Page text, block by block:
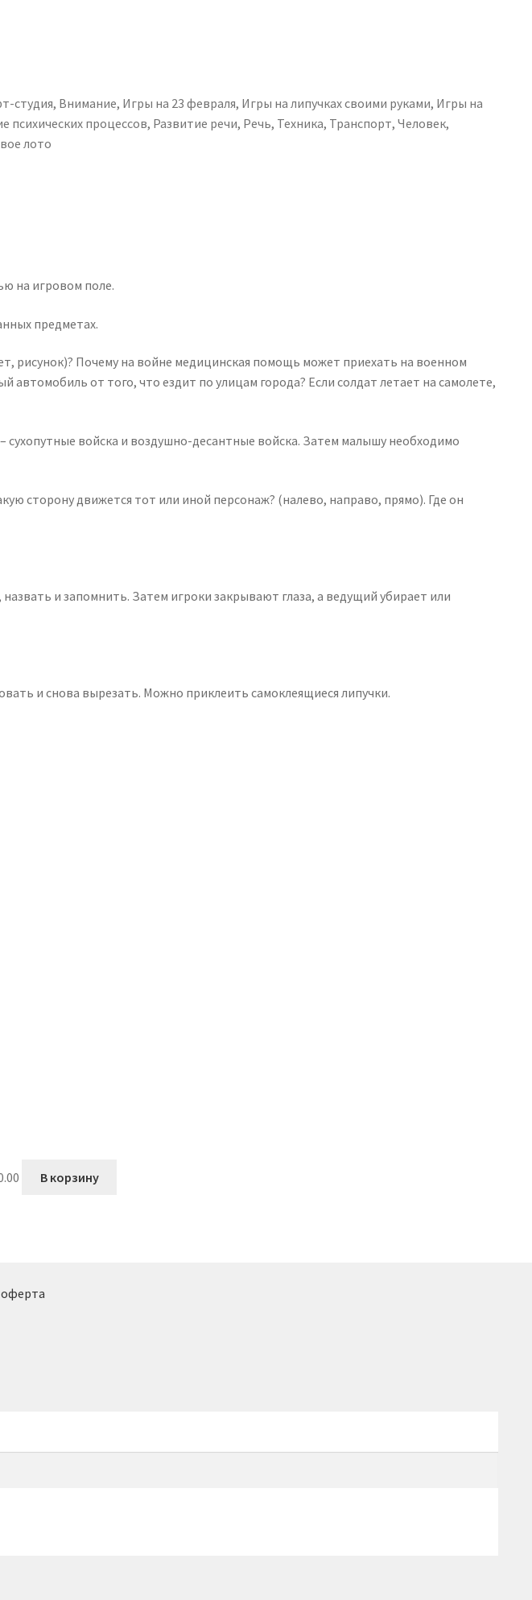
студия, Внимание, Игры на 23 февраля, Игры на липучках своими руками, Игры на
психических процессов, Развитие речи, Речь, Техника, Транспорт, Человек,
лото
на игровом поле.
предметах.
рисунок)? Почему на войне медицинская помощь может приехать на военном
от того, что ездит по улицам города? Если солдат летает на самолете,
сухопутные войска и воздушно-десантные войска. Затем малышу необходимо
сторону движется тот или иной персонаж? (налево, направо, прямо). Где он
и запомнить. Затем игроки закрывают глаза, а ведущий убирает или
и снова вырезать. Можно приклеить самоклеящиеся липучки.
В корзину